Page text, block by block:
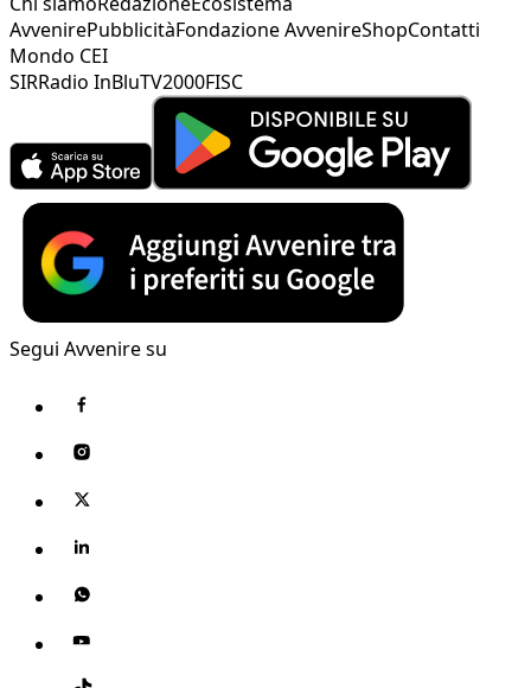
AvvenirePubblicitàFondazione AvvenireShopContatti
Mondo CEI
SIRRadio InBluTV2000FISC
Segui Avvenire su